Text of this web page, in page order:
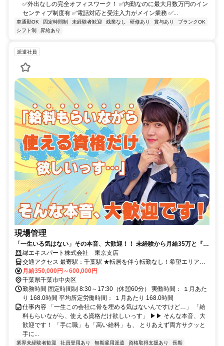
✅外出なしの完全オフィスワーク！ ✅内勤なのに最大月数万円のイン
センティブ制度有 ✅電話対応と受注入力がメイン業務 ✅...
車通勤OK 固定時間制 未経験者歓迎 残業なし 研修あり 賞与あり
ブランクOK
シフト制
昇給あり
派遣社員
現場管理
「一生いる気はない」その本音、大歓迎！！ 未経験から月給35万と『一
生モノの国家資格』をサクッと手に入れ、 数年後の自由を勝ち取りませ
んか？
縁エキスパート株式会社 東京支店
交通アクセス 最寄駅：千葉駅 ★転居を伴う転勤なし！希望エリアで
就業可能です。 ★勤務地ごとに複数の宿舎をご用意しています♪
月給350,000円～600,000円
千葉県千葉市中央区
勤務時間 固定時間制 8:30～17:30（休憩60分） 実働時間： １月あた
り 168.0時間 平均所定労働時間： １月あたり 168.0時間
仕事内容 「一生この会社に骨を埋める気はないんですけど…」 「給
料もらいながら、使える資格だけ欲しいっす」 ▶▶ そんな本音、大
歓迎です！ 「手に職」も「高い給料」も、 とりあえず両方サクッと
手に...
業界未経験者歓迎 社員登用あり 無期雇用派遣 資格取得支援あり
長期